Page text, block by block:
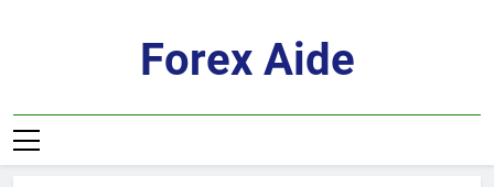
Forex Aide